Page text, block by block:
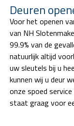
Deuren
Voor het openen
van NH
99.9% van de
natuurlijk altijd
uw sleutels bij u
kunnen wij u deur
onze spoed
staat graag voor